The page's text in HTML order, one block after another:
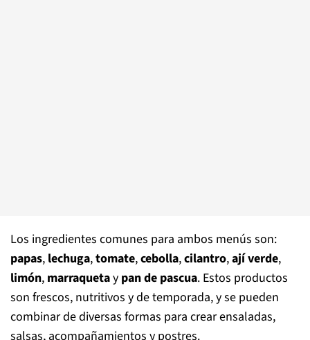
Los ingredientes comunes para ambos menús son:
papas, lechuga,tomate,cebolla,cilantro,ají verde,
limón, marraquetay pan de pascua. Estos productos
son frescos, nutritivos y de temporada, y se pueden
combinar de diversas formas para crear ensaladas,
salsas, acompañamientos y postres.